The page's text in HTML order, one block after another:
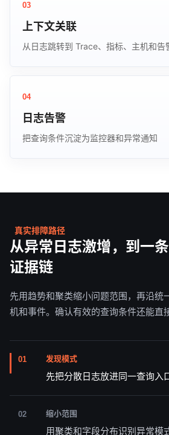
03
上下文关联
从日志跳转到 Trace、指标、主机和告
04
日志告警
把查询条件沉淀为监控器和异常通知
真实排障路径
从异常日志激增，到一
证据链
先用趋势和聚类缩小问题范围，再沿统
机和事件。确认有效的查询条件还能直
01 发现模式
先把分散日志放进同一查询入
02 缩小范围
用聚类和字段分布识别异常模